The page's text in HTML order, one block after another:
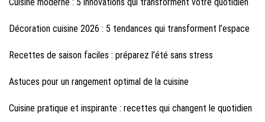
Décoration cuisine 2026 : 5 tendances qui transforment l’espace
Recettes de saison faciles : préparez l’été sans stress
Astuces pour un rangement optimal de la cuisine
Cuisine pratique et inspirante : recettes qui changent le quotidien